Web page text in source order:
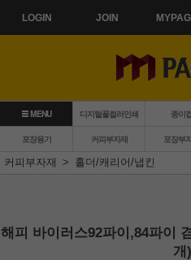
LOGIN JOIN
MENU 디지털풀컬러인쇄 종이
포장용기 커피부자재 포장부
커피부자재
홀더/캐리어/냅킨
해피 바이러스92파이,84파이
개)